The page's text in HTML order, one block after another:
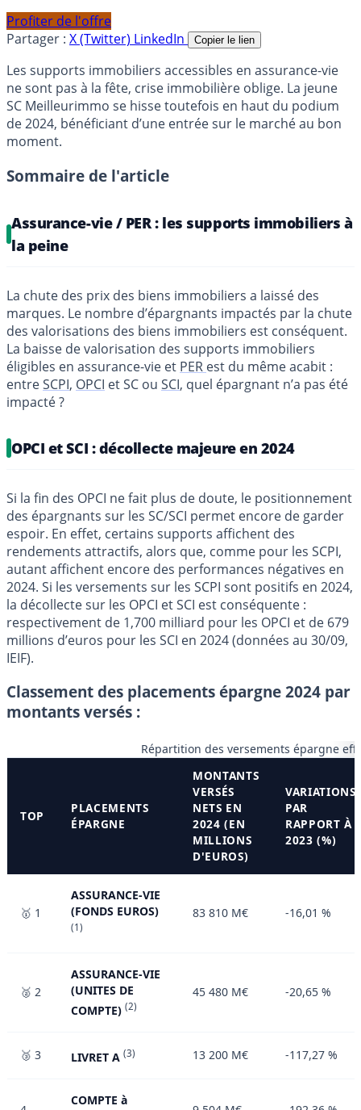
Profiter de l'offre
Partager : X (Twitter) LinkedIn Copier le lien
Les supports immobiliers accessibles en assurance-vie
ne sont pas à la fête, crise immobilière oblige. La jeune
SC Meilleurimmo se hisse toutefois en haut du podium
de 2024, bénéficiant d’une entrée sur le marché au bon
moment.
Sommaire de l'article
Assurance-vie / PER : les supports immobiliers à
la peine
La chute des prix des biens immobiliers a laissé des
marques. Le nombre d’épargnants impactés par la chute
des valorisations des biens immobiliers est conséquent.
La baisse de valorisation des supports immobiliers
éligibles en assurance-vie et PER est du même acabit :
entreSCPI, OPCI et SC ou SCI, quel épargnant n’a pas été
impacté ?
OPCI et SCI : décollecte majeure en 2024
Si la fin des OPCI ne fait plus de doute, le positionnement
des épargnants sur les SC/SCI permet encore de garder
espoir. En effet, certains supports affichent des
rendements attractifs, alors que, comme pour les SCPI,
autant affichent encore des performances négatives en
2024. Si les versements sur les SCPI sont positifs en 2024,
la décollecte sur les OPCI et SCI est conséquente :
respectivement de 1,700 milliard pour les OPCI et de 679
millions d’euros pour les SCI en 2024 (données au 30/09,
IEIF).
Classement des placements épargne 2024 par
montants versés :
Répartition des versements épargne
TOP
PLACEMENTS
ÉPARGNE
MONTANTS
VERSÉS
NETS EN
2024 (EN
MILLIONS
D'EUROS)
VARIATIONS
PAR
RAPPORT À
2023 (%)
🥇 1
ASSURANCE-VIE
(FONDS EUROS)
(1)
83 810 M€ -16,01 %
🥈 2
ASSURANCE-VIE
(UNITES DE
COMPTE) (2)
45 480 M€ -20,65 %
🥉 3 LIVRET A (3) 13 200 M€ -117,27 %
COMPTE à